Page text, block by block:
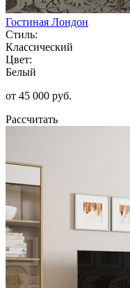
Гостиная Лондон
Стиль:
Классический
Цвет:
Белый
от 45 000 руб.
Рассчитать